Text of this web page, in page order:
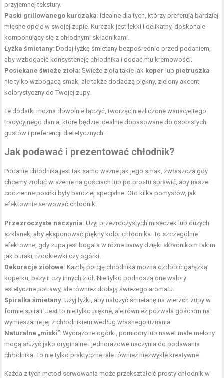
przyjemnej tekstury.
Paski grillowanego kurczaka: Idealne dla tych, którzy preferują bardziej
mięsne opcje w swojej zupie. Kurczak jest lekki i delikatny, doskonale
komponujący się z chłodnymi składnikami.
Łyżka śmietany: Dodaj łyżkę śmietany bezpośrednio przed podaniem,
aby wzbogacić konsystencję chłodnika i dodać mu kremowości.
Posiekane świeże zioła: Świeże zioła takie jak koper lub pietruszka
nie tylko wzbogacą smak, ale także dodadzą piękny, zielony akcent
kolorystyczny do Twojej zupy.
Te dodatki można dowolnie łączyć, tworząc niezliczone wariacje tego
tradycyjnego dania, które będzie idealnie dopasowane do osobistych
gustów i preferencji dietetycznych.
Jak podawać i prezentować chłodnik?
Podanie chłodnika jest tak samo ważne jak jego smak, zwłaszcza gdy
chcemy zrobić wrażenie na gościach lub po prostu sprawić, aby nasze
codzienne posiłki były bardziej specjalne. Oto kilka pomysłów, jak
efektownie serwować chłodnik:
Przezroczyste naczynia: Użyj przezroczystych miseczek lub dużych
szklanek, aby eksponować piękny kolor chłodnika. To szczególnie
efektowne, gdy zupa jest bogata w różne barwy dzięki składnikom takim
jak buraki, rzodkiewki czy ogórki.
Dekoracje ziołowe: Każdą porcję chłodnika można ozdobić gałązką
koperku, bazylii czy innych ziół. Nie tylko podnoszą one walory
estetyczne potrawy, ale również dodają świeżego aromatu.
Spiralka śmietany: Użyj łyżki, aby nałożyć śmietanę na wierzch zupy w
formie spirali. Jest to nie tylko piękne, ale również pozwala gościom na
wymieszanie jej z chłodnikiem według własnego uznania.
Naturalne „miski”: Wydrążone ogórki, pomidory lub nawet małe melony
mogą służyć jako oryginalne i jednorazowe naczynia do podawania
chłodnika. To nie tylko praktyczne, ale również niezwykle kreatywne.
Każda z tych metod serwowania może przekształcić prosty chłodnik w